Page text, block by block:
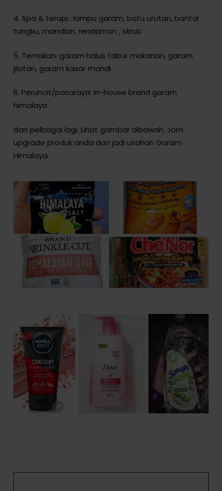
4. Spa & terapi : lampu garam, batu urutan, bantal
tungku, mandian, rendaman , skrub
5. Ternakan: garam halus tabur makanan, garam
jilatan, garam kasar mandi
6. Peruncit/pasaraya: In-house brand garam
himalaya
dan pelbagai lagi. Lihat gambar dibawah. Jom
upgrade produk anda dan jadi usahan Garam
Himalaya.